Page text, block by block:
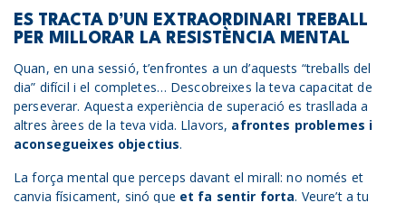
ES TRACTA D’UN EXTRAORDINARI TREBALL
PER MILLORAR LA RESISTÈNCIA MENTAL
Quan, en una sessió, t’enfrontes a un d’aquests “treballs del
dia” difícil i el completes… Descobreixes la teva capacitat de
perseverar. Aquesta experiència de superació es trasllada a
altres àrees de la teva vida. Llavors, afrontes problemes i
aconsegueixes objectius.
La força mental que perceps davant el mirall: no només et
canvia físicament, sinó que et fa sentir forta. Veure’t a tu